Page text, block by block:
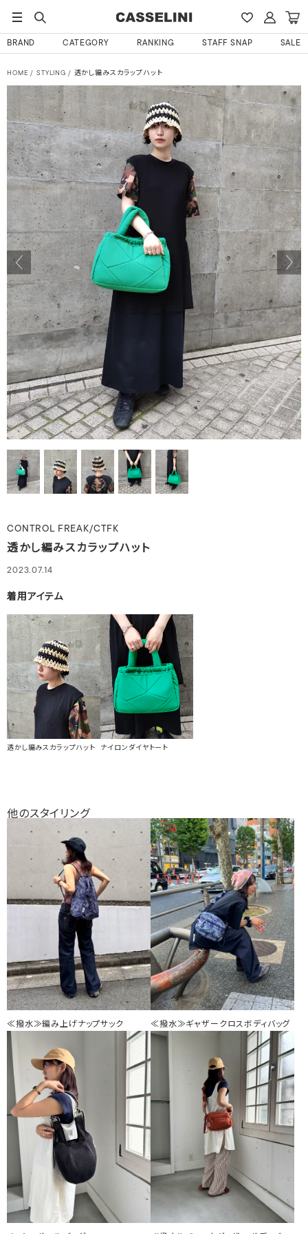
BRAND CATEGORY RANKING STAFF SNAP SALE
HOME STYLING 透かし編みスカラップハット
CONTROL FREAK/CTFK
透かし編みスカラップハット
2023.07.14
着用アイテム
透かし編みスカラップハット ナイロンダイヤトート
他のスタイリング
≪撥水≫編み上げナップサック ≪撥水≫ギャザークロスボディバッグ